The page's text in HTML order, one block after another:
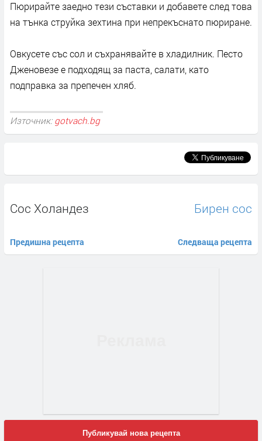
Пюрирайте заедно тези съставки и добавете след това
на тънка струйка зехтина при непрекъснато пюриране.
Овкусете със сол и съхранявайте в хладилник. Песто
Дженовезе е подходящ за паста, салати, като
подправка за препечен хляб.
Източник: gotvach.bg
Сос Холандез
Предишна рецепта
Бирен сос
Следваща рецепта
Публикувай нова рецепта